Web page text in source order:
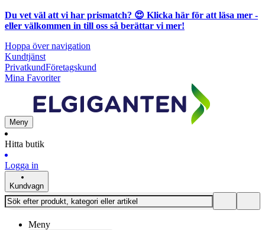
Du vet väl att vi har prismatch? 😍 Klicka här för att läsa mer -
eller välkommen in till oss så berättar vi mer!
Hoppa över navigation
Kundtjänst
PrivatkundFöretagskund
Mina Favoriter
Meny
Hitta butik
Logga in
Kundvagn
Meny